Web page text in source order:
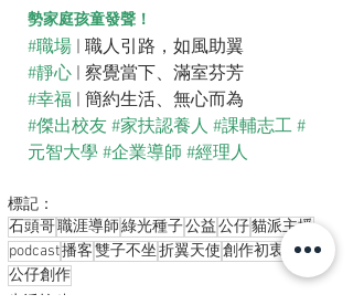
勢家庭孩童發聲！
#職場 | 職人引路，如風助翼
#靜心 | 察覺當下、滿室芬芳
#幸福 | 簡約生活、無心而為
#傑出校友 #家扶認養人 #課輔志工 #
元智大學 #企業導師 #經理人
標記：
石頭哥職涯導師綠光種子公益公仔貓派主播
podcast播客雙子不坐折翼天使創作初衷
公仔創作